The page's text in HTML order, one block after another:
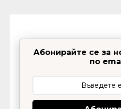
Абонирайте се за
по